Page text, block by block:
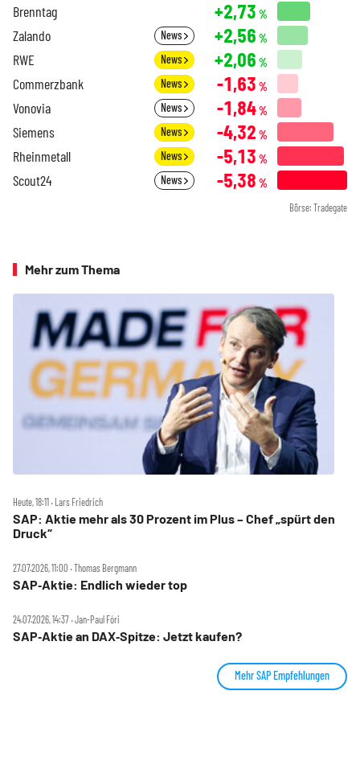
Brenntag +2,73 %
Zalando News +2,56 %
RWE News +2,06 %
Commerzbank News -1,63 %
Vonovia News -1,84%
Siemens News -4,32 %
Rheinmetall News -5,13 %
Scout24 News -5,38 %
Börse: Tradegate
Mehr zum Thema
Heute, 18:11 ‧ Lars Friedrich
SAP: Aktie mehr als 30 Prozent im Plus – Chef „spürt den
Druck“
27.07.2026, 11:00 ‧ Thomas Bergmann
SAP‑Aktie: Endlich wieder top
24.07.2026, 14:37 ‧ Jan-Paul Fóri
SAP‑Aktie an DAX‑Spitze: Jetzt kaufen?
Mehr SAP Empfehlungen